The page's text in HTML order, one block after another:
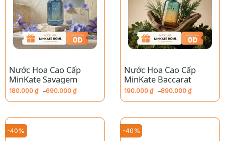
Nước Hoa Cao Cấp
MinKate Savagem
180.000 ₫ –690.000 ₫
Khoảng
giá:
đến
690.000 ₫
Nước Hoa Cao Cấp
MinKate Baccarat
190.000 ₫ –890.000 ₫
Khoảng
giá:
đến
890.000 ₫
-40% -40%